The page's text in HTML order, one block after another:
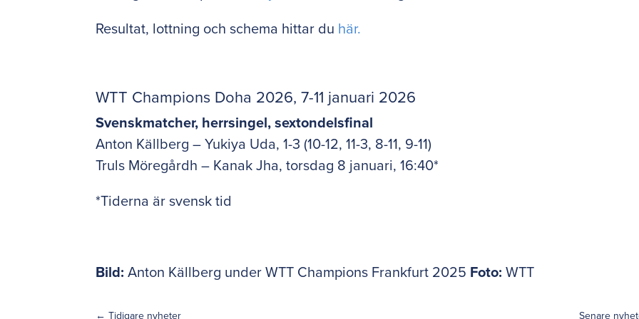
Resultat, lottning och schema hittar du här.
WTT Champions Doha 2026, 7-11 januari 2026
Svenskmatcher, herrsingel, sextondelsfinal
Anton Källberg – Yukiya Uda, 1-3 (10-12, 11-3, 8-11, 9-11)
Truls Möregårdh – Kanak Jha, torsdag 8 januari, 16:40*
*Tiderna är svensk tid
Bild:Anton Källberg under WTT Champions Frankfurt 2025 Foto:WTT
←Tidigare nyheter Senare